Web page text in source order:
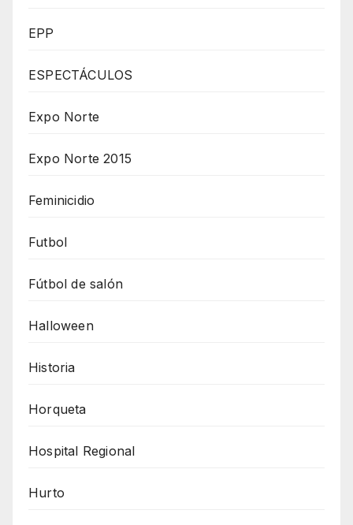
EPP
ESPECTÁCULOS
Expo Norte
Expo Norte 2015
Feminicidio
Futbol
Fútbol de salón
Halloween
Historia
Horqueta
Hospital Regional
Hurto